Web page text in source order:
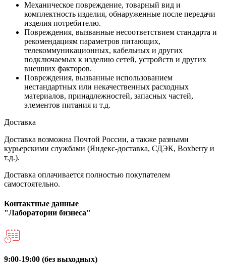
Механическое повреждение, товарный вид и
комплектность изделия, обнаруженные после передачи
изделия потребителю.
Повреждения, вызванные несоответствием стандарта и
рекомендациям параметров питающих,
телекоммуникационных, кабельных и других
подключаемых к изделию сетей, устройств и других
внешних факторов.
Повреждения, вызванные использованием
нестандартных или некачественных расходных
материалов, принадлежностей, запасных частей,
элементов питания и т.д.
Доставка
Доставка возможна Почтой России, а также разными
курьерскими службами (Яндекс-доставка, СДЭК, Boxberry и
т.д.).
Доставка оплачивается полностью покупателем
самостоятельно.
Контактные данные
"Лаборатории бизнеса"
9:00-19:00 (без выходных)